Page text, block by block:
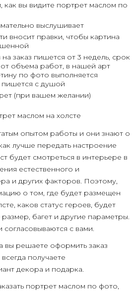
как вы видите портрет маслом по
выслушивает
вносит правки, чтобы картина
заказ пишется от 3 недель, срок
объема работ, в нашей арт
по фото выполняется
с душой
(при вашем желании)
маслом на холсте
опытом работы и они знают о
лучше передать настроение
будет смотреться в интерьере в
естественного и
и других факторов. Поэтому,
о том, где будет размещен
каков статус героев, будет
багет и другие параметры.
согласовываются с вами.
вы решаете оформить заказ
получаете
декора и подарка.
портрет маслом по фото,